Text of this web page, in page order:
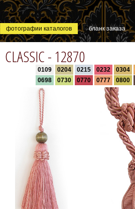
фотографии каталогов бланк заказа
CLASSIC - 12870
0109 0204 0215 0232 0304
0698
0730 0770 0777 0800